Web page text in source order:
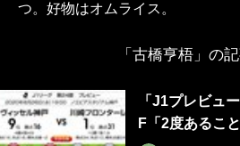
つ。好物はオムライス。
「古橋亨梧」の
「J1プレビュ
F「2度あるこ